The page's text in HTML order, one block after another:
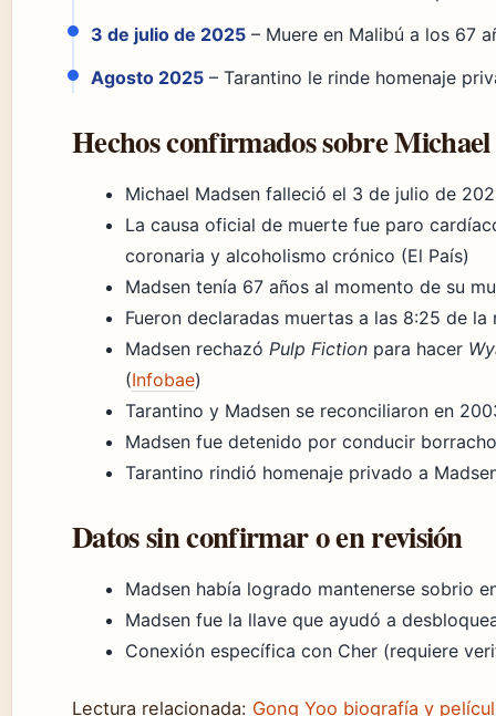
3 de julio de 2025 – Muere en Malibú a los 67
Agosto 2025 – Tarantino le rinde homenaje
Hechos confirmados sobre
Michael Madsen falleció el 3 de julio de
La causa oficial de muerte fue paro
coronaria y alcoholismo crónico (El País)
Madsen tenía 67 años al momento de su
Fueron declaradas muertas a las 8:25 de
Madsen rechazó Pulp Fiction para hacer
(Infobae)
Tarantino y Madsen se reconciliaron en
Madsen fue detenido por conducir
Tarantino rindió homenaje privado a
Datos sin confirmar o en revisión
Madsen había logrado mantenerse sobrio
Madsen fue la llave que ayudó a
Conexión específica con Cher (requiere
Lectura relacionada: Gong Yoo biografía y